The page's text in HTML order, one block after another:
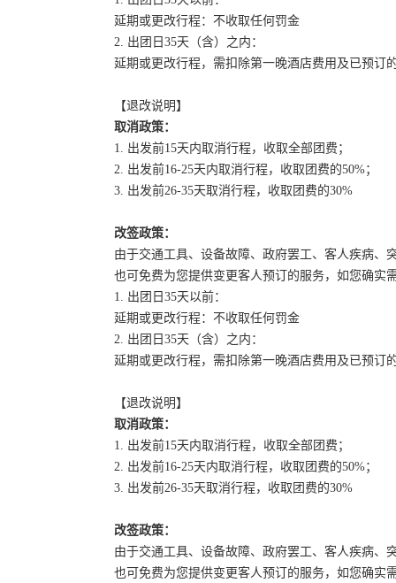
延期或更改行程：不收取任何罚金
2. 出团日35天（含）之内：
延期或更改行程，需扣除第一晚酒店费用及已预订
【退改说明】
取消政策：
1. 出发前15天内取消行程，收取全部团费；
2. 出发前16-25天内取消行程，收取团费的50%；
3. 出发前26-35天取消行程，收取团费的30%
改签政策：
由于交通工具、设备故障、政府罢工、客人疾病、
也可免费为您提供变更客人预订的服务，如您确
1. 出团日35天以前：
延期或更改行程：不收取任何罚金
2. 出团日35天（含）之内：
延期或更改行程，需扣除第一晚酒店费用及已预订
【退改说明】
取消政策：
1. 出发前15天内取消行程，收取全部团费；
2. 出发前16-25天内取消行程，收取团费的50%；
3. 出发前26-35天取消行程，收取团费的30%
改签政策：
由于交通工具、设备故障、政府罢工、客人疾病、
也可免费为您提供变更客人预订的服务，如您确